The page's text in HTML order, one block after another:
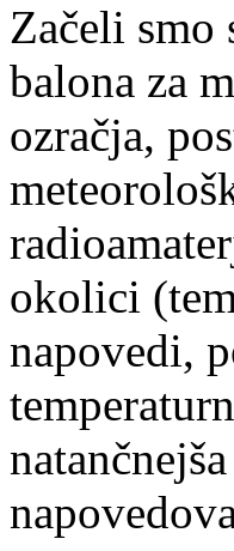
Začeli smo
balona za
ozračja,
okolici
napovedi,